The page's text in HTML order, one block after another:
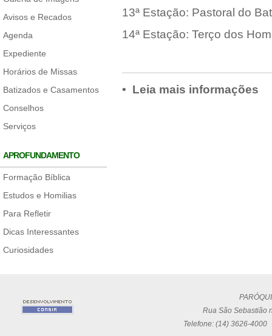
Avisos e Recados
Agenda
Expediente
Horários de Missas
Batizados e Casamentos
Conselhos
Serviços
APROFUNDAMENTO
Formação Bíblica
Estudos e Homilias
Para Refletir
Dicas Interessantes
Curiosidades
13ª Estação: Pastoral do
14ª Estação: Terço dos
• Leia mais informações
Rua São Sebastião
Telefone: (14) 3626-